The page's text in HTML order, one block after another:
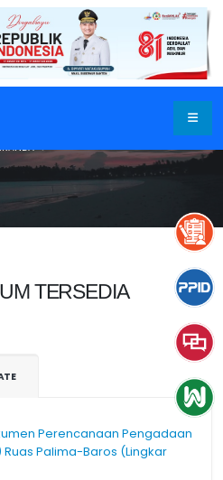
TERSEDIA
Perencanaan Pengadaan
Ruas Palima-Baros (Lingkar